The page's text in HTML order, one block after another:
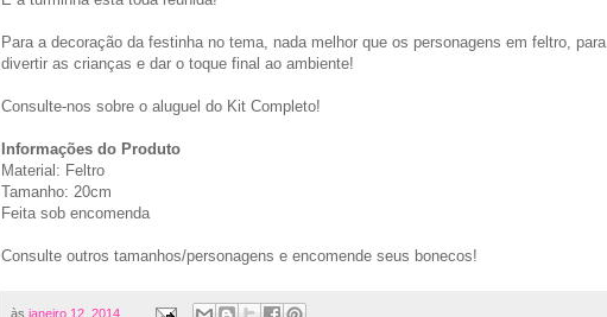
Para a decoração da festinha no tema, nada melhor que os personagens em feltro, para
divertir as crianças e dar o toque final ao ambiente!
Consulte-nos sobre o aluguel do Kit Completo!
Informações do Produto
Material: Feltro
Tamanho: 20cm
Feita sob encomenda
Consulte outros tamanhos/personagens e encomende seus bonecos!
às janeiro 12, 2014